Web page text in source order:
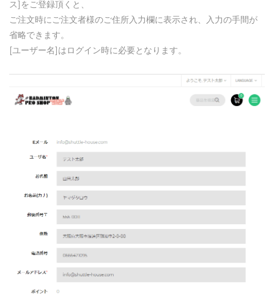
ス]をご登録頂くと、
ご注文時にご注文者様のご住所入力欄に表示され、入力の手間が
省略できます。
[ユーザー名]はログイン時に必要となります。